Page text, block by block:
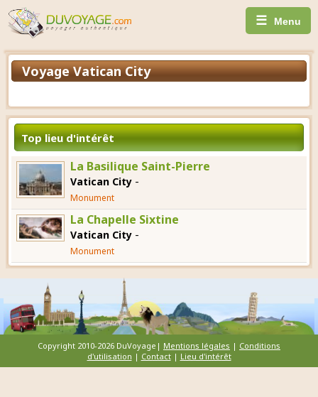
☰ Menu
Voyage Vatican City
Top lieu d'intérêt
La Basilique Saint-Pierre
Vatican City -
Monument
La Chapelle Sixtine
Vatican City -
Monument
Copyright 2010-2026 DuVoyage| Mentions légales | Conditions
d'utilisation | Contact| Lieu d'intérêt